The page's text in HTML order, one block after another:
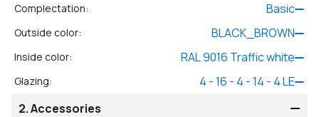
Complectation: Basic
Outside color: BLACK_BROWN
Inside color: RAL 9016 Traffic white
Glazing:
4 - 16 - 4 - 14 - 4 LE
2.Accessories